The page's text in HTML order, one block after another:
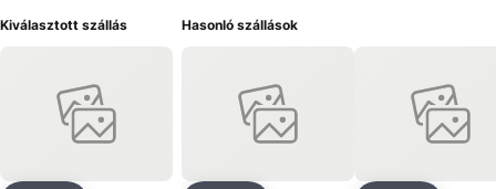
Kiválasztott szállás Hasonló szállások